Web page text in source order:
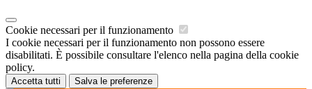
Cookie necessari per il funzionamento
I cookie necessari per il funzionamento non possono essere
disabilitati. È possibile consultare l'elenco nella pagina della cookie
policy.
Accetta tutti Salva le preferenze